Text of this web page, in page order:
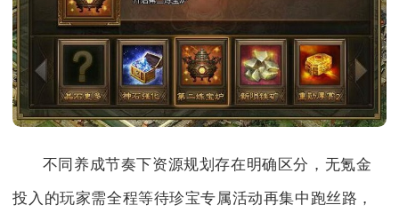
不同养成节奏下资源规划存在明确区分，无氪金
投入的玩家需全程等待珍宝专属活动再集中跑丝路，